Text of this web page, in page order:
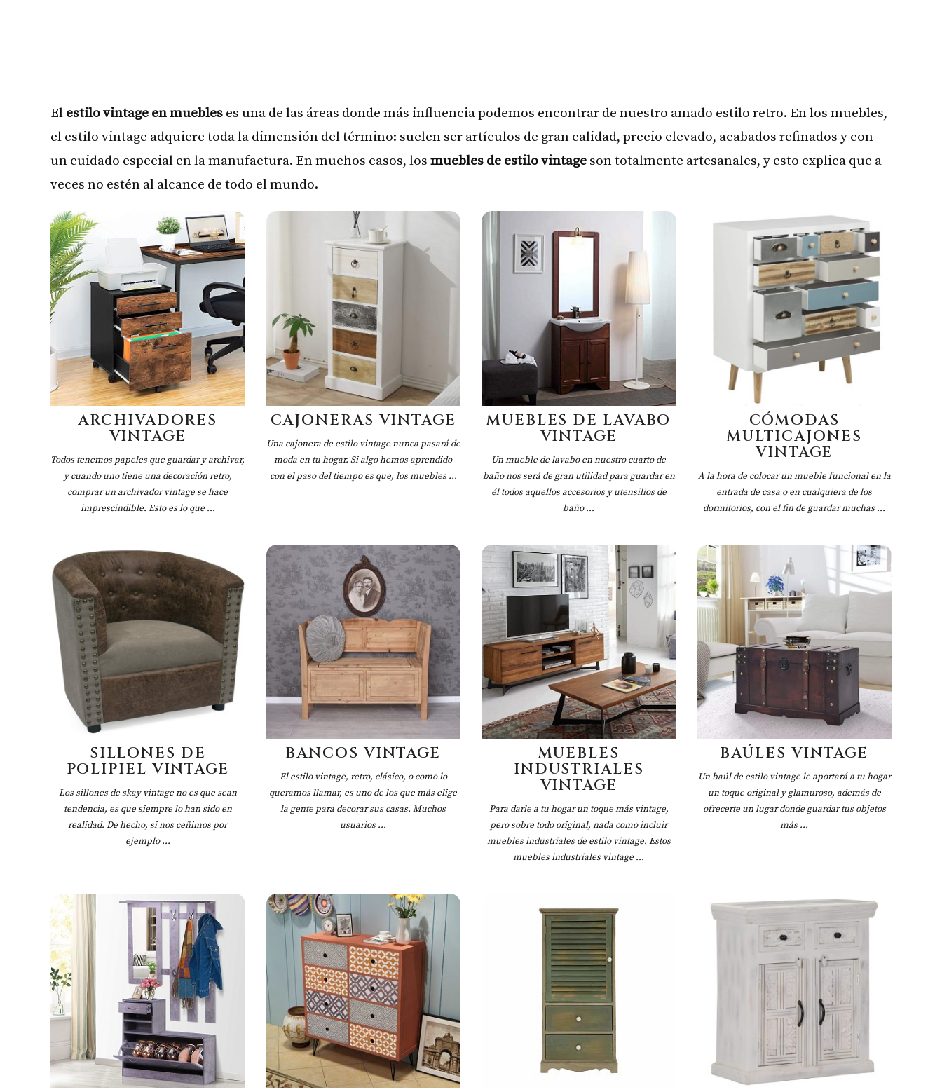
El estilo vintage en muebles es una de las áreas donde más influencia podemos encontrar de nuestro amado estilo retro. En los muebles,
el estilo vintage adquiere toda la dimensión del término: suelen ser artículos de gran calidad, precio elevado, acabados refinados y con
un cuidado especial en la manufactura. En muchos casos, los muebles de estilo vintage son totalmente artesanales, y esto explica que a
veces no estén al alcance de todo el mundo.
ARCHIVADORES
VINTAGE
Todos tenemos papeles que guardar y archivar,
y cuando uno tiene una decoración retro,
comprar un archivador vintage se hace
imprescindible. Esto es lo que ...
CAJONERAS VINTAGE
Una cajonera de estilo vintage nunca pasará de
moda en tu hogar. Si algo hemos aprendido
con el paso del tiempo es que, los muebles ...
MUEBLES DE LAVABO
VINTAGE
Un mueble de lavabo en nuestro cuarto de
baño nos será de gran utilidad para guardar en
él todos aquellos accesorios y utensilios de
baño ...
CÓMODAS
MULTICAJONES
VINTAGE
A la hora de colocar un mueble funcional en la
entrada de casa o en cualquiera de los
dormitorios, con el fin de guardar muchas ...
SILLONES DE
POLIPIEL VINTAGE
Los sillones de skay vintage no es que sean
tendencia, es que siempre lo han sido en
realidad. De hecho, si nos ceñimos por
ejemplo ...
BANCOS VINTAGE
El estilo vintage, retro, clásico, o como lo
queramos llamar, es uno de los que más elige
la gente para decorar sus casas. Muchos
usuarios ...
MUEBLES
INDUSTRIALES
VINTAGE
Para darle a tu hogar un toque más vintage,
pero sobre todo original, nada como incluir
muebles industriales de estilo vintage. Estos
muebles industriales vintage ...
BAÚLES VINTAGE
Un baúl de estilo vintage le aportará a tu hogar
un toque original y glamuroso, además de
ofrecerte un lugar donde guardar tus objetos
más ...